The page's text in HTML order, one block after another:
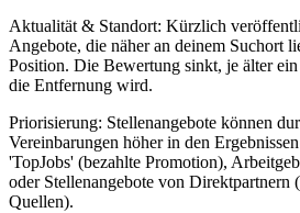
Aktualität & Standort: Kürzlich
Angebote, die näher an deinem Suchort
Position. Die Bewertung sinkt, je älter
die Entfernung wird.
Priorisierung: Stellenangebote können
Vereinbarungen höher in den
'TopJobs' (bezahlte Promotion),
oder Stellenangebote von Direktpartnern
Quellen).